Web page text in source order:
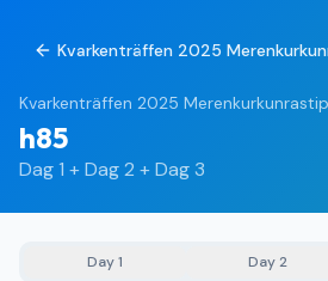
Kvarkenträffen 2025
Kvarkenträffen 2025
h85
Dag 1 + Dag 2 + Dag 3
Day1 Day 2